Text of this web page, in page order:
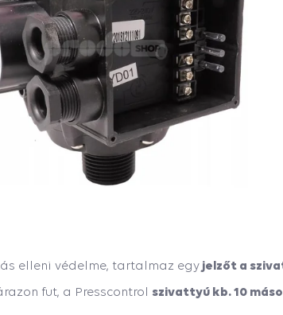
elleni védelme, tartalmaz egy jelzőt a
fut, a Presscontrol szivattyú kb. 10